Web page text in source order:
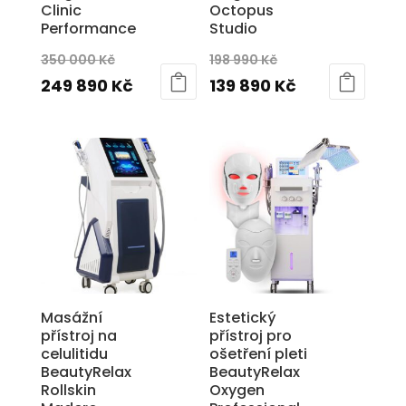
Clinic
Performance
350 000Kč
cena
350
000 Kč.
249 890 KčAktuální
je:
249
890 Kč.
Octopus
Studio
198 990Kč
cena
990 Kč.
139 890 Kč Aktuální
139
890 Kč.
Masážní
přístroj na
celulitidu
BeautyRelax
Rollskin
Estetický
přístroj pro
ošetření pleti
BeautyRelax
Oxygen